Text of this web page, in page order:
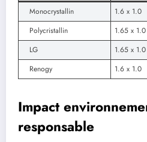
Monocrystallin
1.6 x 1.0
Polycristallin
1.65 x 1.0
LG
1.65 x 1.0
Renogy
1.6 x 1.0
Impact
responsable